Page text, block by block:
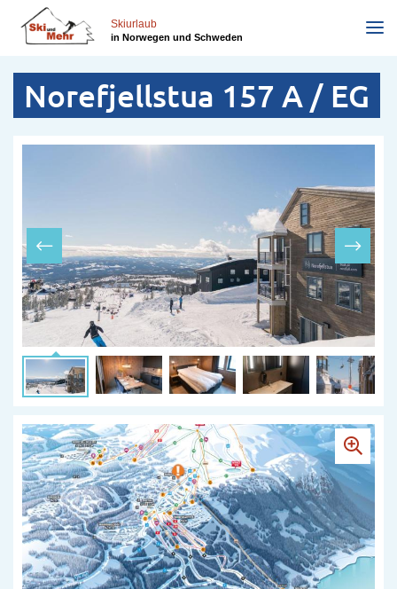
zum
Inhalt
Skiurlaub
in Norwegen und Schweden
Norefjellstua 157 A / EG